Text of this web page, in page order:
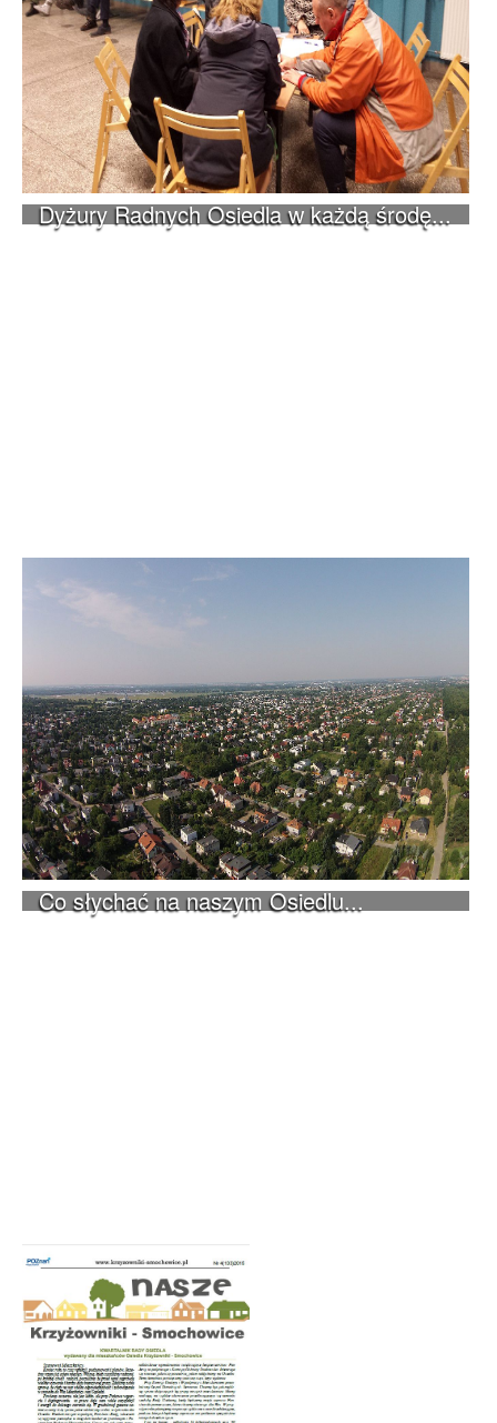
Dyżury Radnych Osiedla w każdą środę...
Co słychać na naszym Osiedlu...